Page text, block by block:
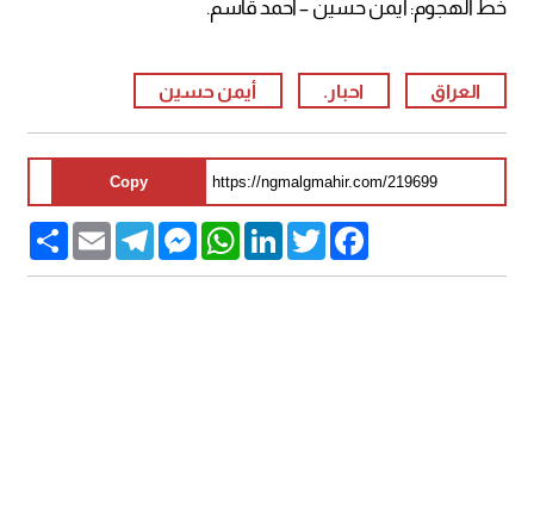
خط الهجوم: أيمن حسين – أحمد قاسم.
العراق احبار. أيمن حسين
Copy
Share Email
TelegramMessengerWhatsAppLinkedInTwitter
Facebook